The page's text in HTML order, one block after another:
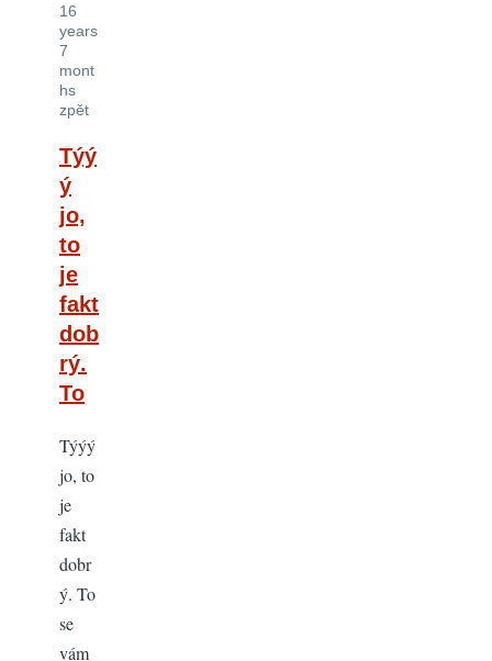
16
years
7
mont
hs
zpět
Týý
ý
jo,
to
je
fakt
dob
rý.
To
Týýý
jo, to
je
fakt
dobr
ý. To
se
vám